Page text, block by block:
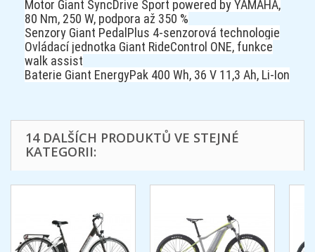
Motor Giant SyncDrive Sport powered by YAMAHA,
80 Nm, 250 W, podpora až 350 %
Senzory Giant PedalPlus 4-senzorová technologie
Ovládací jednotka Giant RideControl ONE, funkce
walk assist
Baterie Giant EnergyPak 400 Wh, 36 V 11,3 Ah, Li-Ion
14 DALŠÍCH PRODUKTŮ VE STEJNÉ
KATEGORII: